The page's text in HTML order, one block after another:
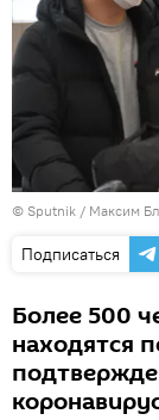
© Sputnik / Максим
Подписаться
Более 500
находятся